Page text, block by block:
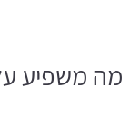
מה משפיע